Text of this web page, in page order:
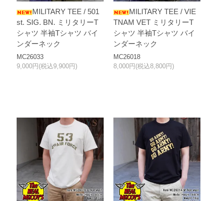
MILITARY TEE / 501
st. SIG. BN. ミリタリーT
シャツ 半袖Tシャツ バイ
ンダーネック
MC26033
9,000円(税込9,900円)
MILITARY TEE / VIE
TNAM VET ミリタリーT
シャツ 半袖Tシャツ バイ
ンダーネック
MC26018
8,000円(税込8,800円)